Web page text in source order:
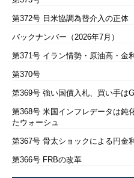
第372号 日米協調為替介入の正体
バックナンバー（2026年7月）
第371号 イラン情勢・原油高・金
第370号
第369号 強い国債入札、買い手は
第368号 米国インフレデータは鈍
たウォーシュ
第367号 骨太ショックによる円金
第366号 FRBの改革